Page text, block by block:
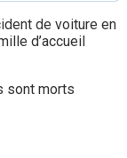
de voiture en
d’accueil
sont morts